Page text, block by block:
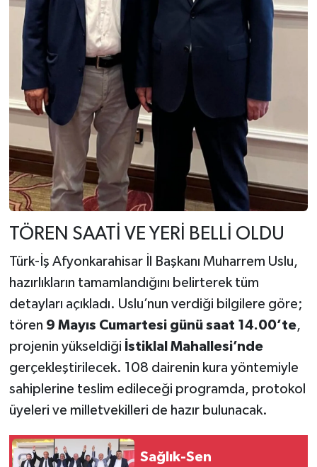
TÖREN SAATİ VE YERİ BELLİ OLDU
Türk-İş Afyonkarahisar İl Başkanı Muharrem Uslu,
hazırlıkların tamamlandığını belirterek tüm
detayları açıkladı. Uslu’nun verdiği bilgilere göre;
tören 9 Mayıs Cumartesi günü saat 14.00’te,
projenin yükseldiği İstiklal Mahallesi’nde
gerçekleştirilecek. 108 dairenin kura yöntemiyle
sahiplerine teslim edileceği programda, protokol
üyeleri ve milletvekilleri de hazır bulunacak.
Sağlık-Sen